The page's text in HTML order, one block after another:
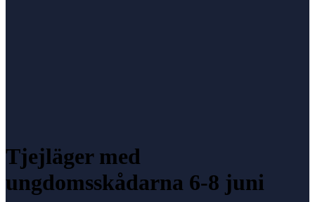
Tjejläger med
ungdomsskådarna 6-8 juni